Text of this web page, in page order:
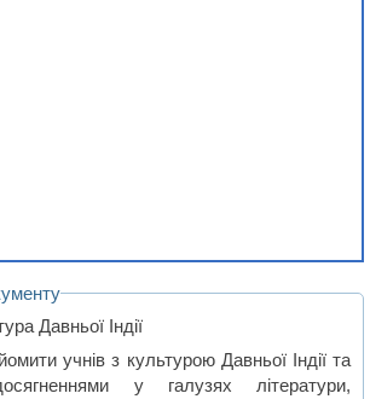
Давньої Індії
учнів з культурою Давньої Індії та
у галузях літератури,